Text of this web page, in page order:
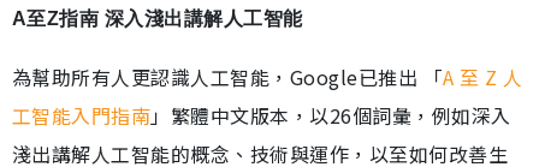
A至Z指南 深入淺出講解人工智能
為幫助所有人更認識人工智能，Google已推出 「A 至 Z 人
工智能入門指南」繁體中文版本，以26個詞彙，例如深入
淺出講解人工智能的概念、技術與運作，以至如何改善生